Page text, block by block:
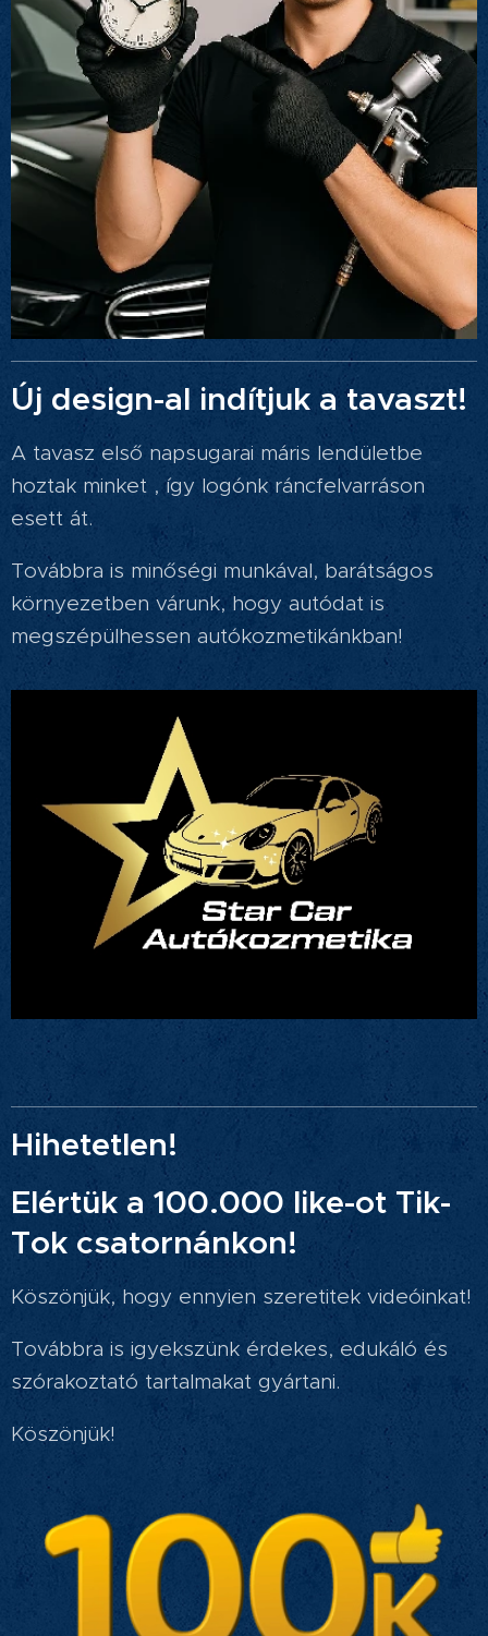
Új design-al indítjuk a tavaszt!
A tavasz első napsugarai máris lendületbe
hoztak minket , így logónk ráncfelvarráson
esett át.
Továbbra is minőségi munkával, barátságos
környezetben várunk, hogy autódat is
megszépülhessen autókozmetikánkban!
Hihetetlen!
Elértük a 100.000 like-ot Tik-
Tok csatornánkon!
Köszönjük, hogy ennyien szeretitek videóinkat!
Továbbra is igyekszünk érdekes, edukáló és
szórakoztató tartalmakat gyártani.
Köszönjük!